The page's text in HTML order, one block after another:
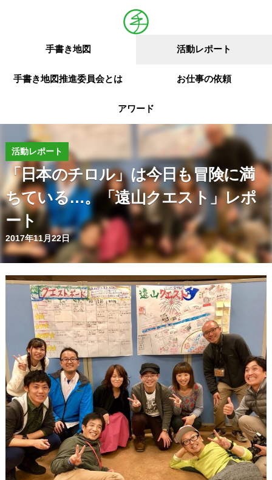
手書き地図 活動レポート
手書き地図推進委員会とは お仕事の依頼
アワード
活動レポート
「日本のチロル」は今日も冒険に満
ちている…。「遠山クエスト」レポ
ート
2017年11月22日